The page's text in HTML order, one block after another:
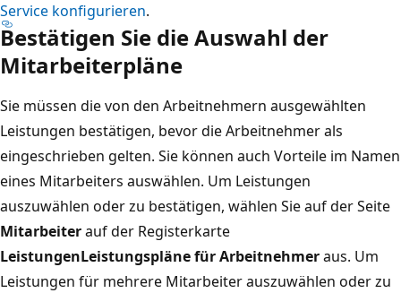
Service konfigurieren.
Bestätigen Sie die Auswahl der
Mitarbeiterpläne
Sie müssen die von den Arbeitnehmern ausgewählten
Leistungen bestätigen, bevor die Arbeitnehmer als
eingeschrieben gelten. Sie können auch Vorteile im Namen
eines Mitarbeiters auswählen. Um Leistungen
auszuwählen oder zu bestätigen, wählen Sie auf der Seite
Mitarbeiterauf der Registerkarte
LeistungenLeistungspläne für Arbeitnehmeraus. Um
Leistungen für mehrere Mitarbeiter auszuwählen oder zu